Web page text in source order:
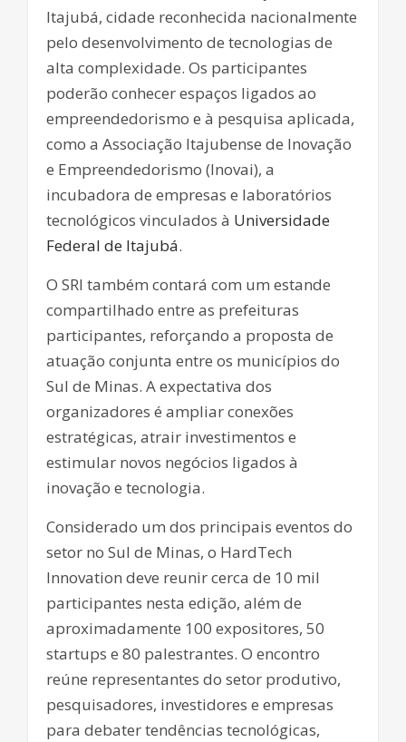
Itajubá, cidade reconhecida nacionalmente
pelo desenvolvimento de tecnologias de
alta complexidade. Os participantes
poderão conhecer espaços ligados ao
empreendedorismo e à pesquisa aplicada,
como a Associação Itajubense de Inovação
e Empreendedorismo (Inovai), a
incubadora de empresas e laboratórios
tecnológicos vinculados à Universidade
Federal de Itajubá.
O SRI também contará com um estande
compartilhado entre as prefeituras
participantes, reforçando a proposta de
atuação conjunta entre os municípios do
Sul de Minas. A expectativa dos
organizadores é ampliar conexões
estratégicas, atrair investimentos e
estimular novos negócios ligados à
inovação e tecnologia.
Considerado um dos principais eventos do
setor no Sul de Minas, o HardTech
Innovation deve reunir cerca de 10 mil
participantes nesta edição, além de
aproximadamente 100 expositores, 50
startups e 80 palestrantes. O encontro
reúne representantes do setor produtivo,
pesquisadores, investidores e empresas
para debater tendências tecnológicas,